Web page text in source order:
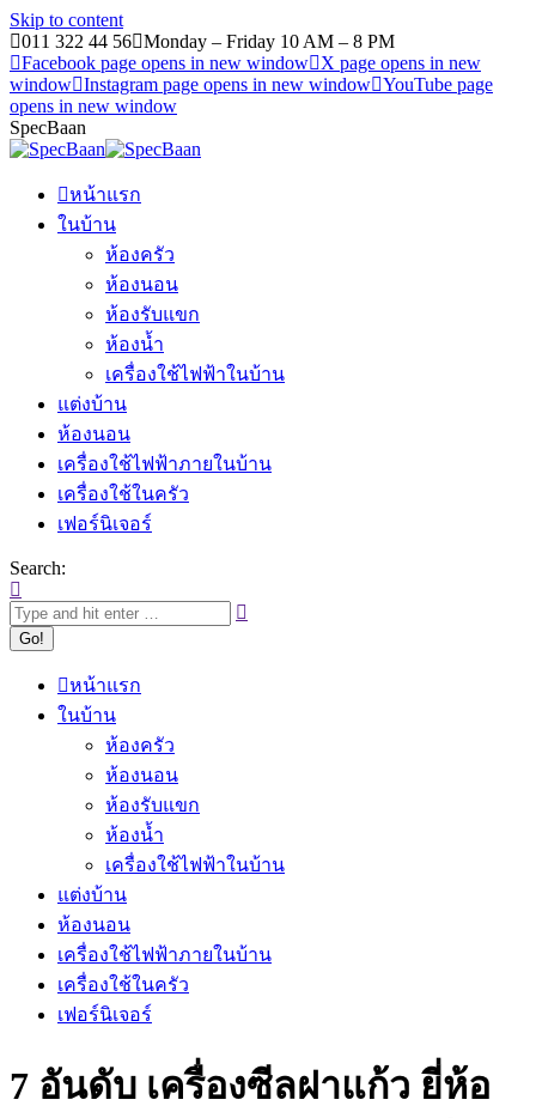
Skip to content
011 322 44 56 Monday – Friday 10 AM – 8 PM
Facebook page opens in new window
X page opens in new
window Instagram page opens in new window YouTube page
opens in new window
SpecBaan
หน้าแรก
ในบ้าน
ห้องครัว
ห้องนอน
ห้องรับแขก
ห้องน้ำ
เครื่องใช้ไฟฟ้าในบ้าน
แต่งบ้าน
ห้องนอน
เครื่องใช้ไฟฟ้าภายในบ้าน
เครื่องใช้ในครัว
เฟอร์นิเจอร์
Search:
หน้าแรก
ในบ้าน
ห้องครัว
ห้องนอน
ห้องรับแขก
ห้องน้ำ
เครื่องใช้ไฟฟ้าในบ้าน
แต่งบ้าน
ห้องนอน
เครื่องใช้ไฟฟ้าภายในบ้าน
เครื่องใช้ในครัว
เฟอร์นิเจอร์
7 อันดับ เครื่องซีลฝาแก้ว ยี่ห้อ